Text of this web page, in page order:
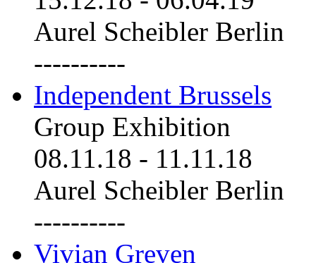
Aurel Scheibler Berlin
----------
Independent Brussels
Group Exhibition
08.11.18 - 11.11.18
Aurel Scheibler Berlin
----------
Vivian Greven